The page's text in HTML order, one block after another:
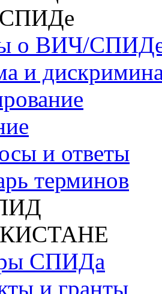
о ВИЧ/
и
и ответы
терминов
СПИДа
и гранты